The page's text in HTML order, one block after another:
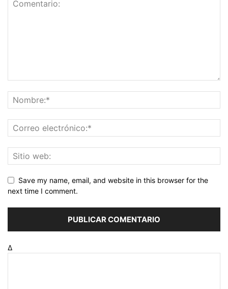
Save my name, email, and website in this browser for the
next time I comment.
Δ